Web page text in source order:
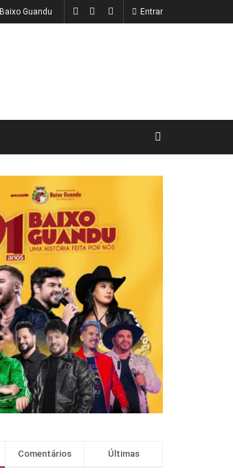
Baixo Guandu Entrar
Comentários Últimas